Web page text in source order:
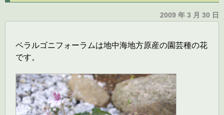
2009 年 3 月 30 日
ペラルゴニフォーラムは地中海地方原産の園芸種の花
です。